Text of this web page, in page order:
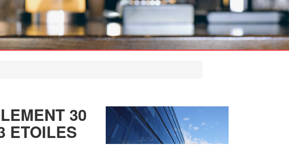
30
ETOILES